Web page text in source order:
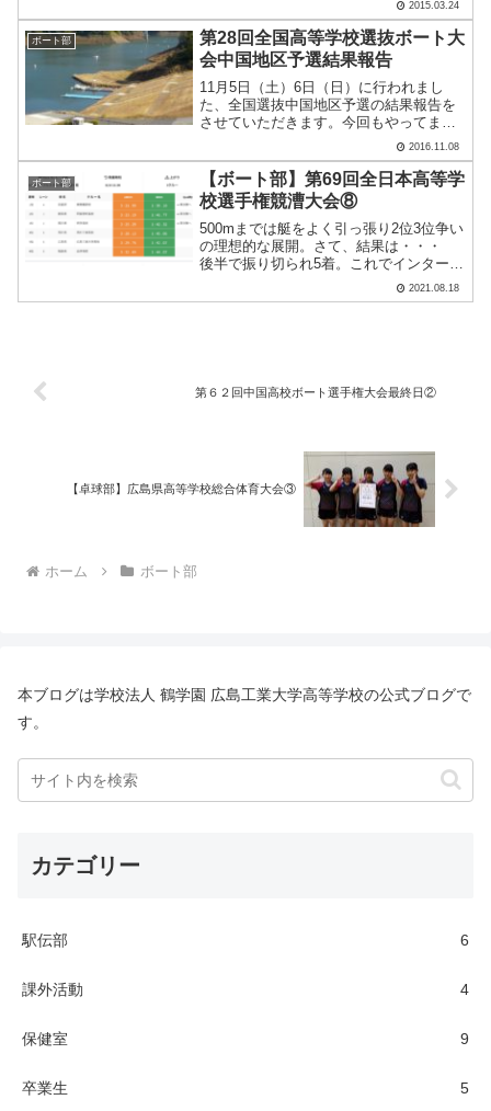
て安全を祈念します。
2015.03.24
ボート部
第28回全国高等学校選抜ボート大
会中国地区予選結果報告
11月5日（土）6日（日）に行われまし
た、全国選抜中国地区予選の結果報告を
させていただきます。今回もやってまい
りました、島根県さくらおろち湖ボート
コース。シングルスカル（佐伯真博君、2
年生）のみのエントリーです。各県1位ク
ルーが集い、全国大.....
2016.11.08
ボート部
【ボート部】第69回全日本高等学
校選手権競漕大会⑧
500mまでは艇をよく引っ張り2位3位争い
の理想的な展開。さて、結果は・・・
後半で振り切られ5着。これでインターハ
イ終了となります。3年生森永君「悔いな
し」、2年生前川君「悔しいッス」、比良
2021.08.18
第６２回中国高校ボート選手権大会最終日②
【卓球部】広島県高等学校総合体育大会③
ホーム ボート部
本ブログは学校法人 鶴学園 広島工業大学高等学校の公式ブログで
す。
カテゴリー
駅伝部 6
課外活動 4
保健室 9
卒業生 5